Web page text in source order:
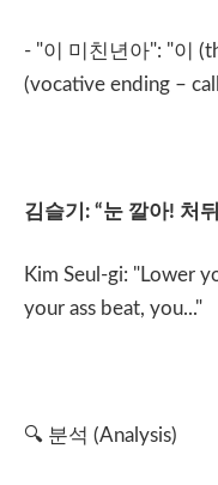
- "이 미친년아": "이
(vocative ending –
김슬기 : “눈 깔아! 처
Kim Seul-gi: "Lower
your ass beat, you..."
🔍 분석 (Analysis)